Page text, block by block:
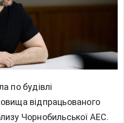
по будівлі
відпрацьованого
Чорнобильської АЕС.